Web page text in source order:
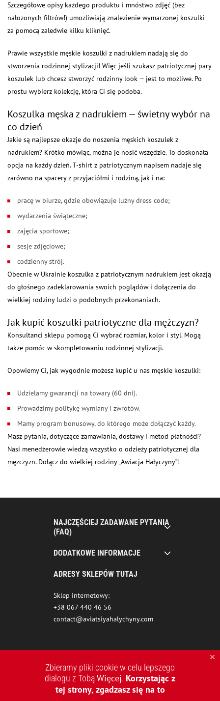
Szczegółowe opisy każdego produktu i mnóstwo zdjęć (bez
nałożonych filtrów!) umożliwiają znalezienie wymarzonej koszulki
za pomocą zaledwie kilku kliknięć.
Prawie wszystkie męskie koszulki z nadrukiem nadają się do
stworzenia rodzinnej stylizacji! Więc jeśli szukasz patriotycznej pary
koszulek lub chcesz stworzyć rodzinny look — jest to możliwe. Po
prostu wybierz kolekcję, która Ci się podoba.
Koszulka męska z nadrukiem — świetny wybór na
co dzień
Jakie są najlepsze okazje do noszenia męskich koszulek z
nadrukiem? Krótko mówiąc, można je nosić wszędzie. To doskonała
opcja na każdy dzień. T-shirt z patriotycznym napisem nadaje się
zarówno na spacery z przyjaciółmi i rodziną, jak i na:
pracę w biurze, gdzie obowiązuje luźny dress code;
wydarzenia świąteczne;
zajęcia sportowe;
sesje zdjęciowe;
codzienny strój.
Obecnie w Ukrainie koszulka z patriotycznym nadrukiem jest okazją
do głośnego zadeklarowania swoich poglądów i dołączenia do
wielkiej rodziny ludzi o podobnych przekonaniach.
Jak kupić koszulki patriotyczne dla mężczyzn?
Konsultanci sklepu pomogą Ci wybrać rozmiar, kolor i styl. Mogą
także pomóc w skompletowaniu rodzinnej stylizacji.
Opowiemy Ci, jak wygodnie możesz kupić u nas męskie koszulki:
Udzielamy gwarancji na towary (60 dni).
Prowadzimy politykę wymiany i zwrotów.
Mamy program bonusowy, do którego może dołączyć każdy.
Masz pytania, dotyczące zamawiania, dostawy i metod płatności?
Nasi menedżerowie wiedzą wszystko o odzieży patriotycznej dla
mężczyzn. Dołącz do wielkiej rodziny „Awiacja Hałyczyny”!
NAJCZĘŚCIEJ ZADAWANE PYTANIA
(FAQ)
DODATKOWE INFORMACJE
ADRESY SKLEPÓW TUTAJ
Sklep internetowy:
+38 067 440 46 56
contact@aviatsiyahalychyny.com
Zbieramy pliki cookie w celu lepszego
dialogu z TobąWięcej. Korzystając z
tej strony, zgadzasz się na to